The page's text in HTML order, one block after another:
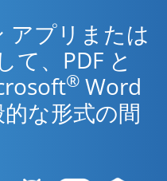
アプリまたは
て、PDF と
® Word
な形式の間